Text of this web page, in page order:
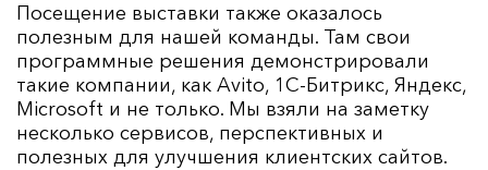
Посещение выставки также оказалось
полезным для нашей команды. Там свои
программные решения демонстрировали
такие компании, как Avito, 1С-Битрикс, Яндекс,
Microsoft и не только. Мы взяли на заметку
несколько сервисов, перспективных и
полезных для улучшения клиентских сайтов.